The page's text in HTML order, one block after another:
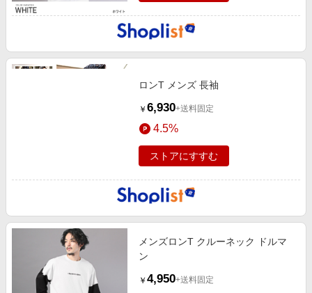
ロンT メンズ 長袖
￥ 6,930+送料固定
4.5%
ストアにすすむ
メンズロンT クルーネック ドルマ
ン
￥ 4,950+送料固定